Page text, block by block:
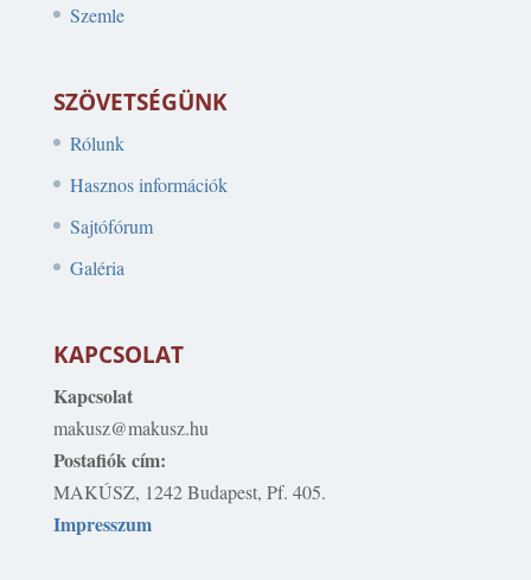
Szemle
SZÖVETSÉGÜNK
Rólunk
Hasznos információk
Sajtófórum
Galéria
KAPCSOLAT
Kapcsolat
makusz@makusz.hu
Postafiók cím:
MAKÚSZ, 1242 Budapest, Pf. 405.
Impresszum